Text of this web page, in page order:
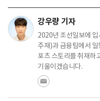
강우량 기자
2020년 조선일보에
주재)과 금융팀에서
포츠 스토리를 취재하
기울이겠습니다.